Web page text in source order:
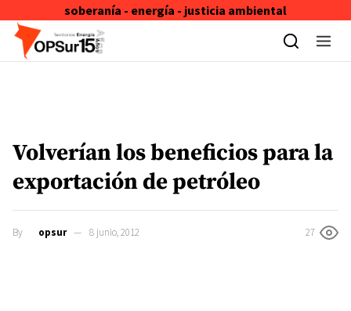
soberanía - energía - justicia ambiental
Skip to content
Volverían los beneficios para la
exportación de petróleo
By opsur 8 junio, 2012 27